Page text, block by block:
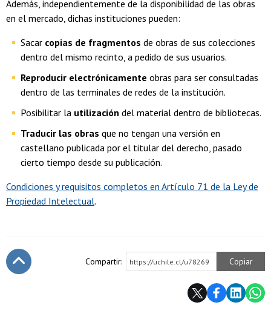
Además, independientemente de la disponibilidad de las obras
en el mercado, dichas instituciones pueden:
Sacar copias de fragmentos de obras de sus colecciones
dentro del mismo recinto, a pedido de sus usuarios.
Reproducir electrónicamente obras para ser consultadas
dentro de las terminales de redes de la institución.
Posibilitar la utilización del material dentro de bibliotecas.
Traducir las obras que no tengan una versión en
castellano publicada por el titular del derecho, pasado
cierto tiempo desde su publicación.
Condiciones y requisitos completos en Artículo 71 de la Ley de
Propiedad Intelectual.
Compartir: https://uchile.cl/u78269 Copiar